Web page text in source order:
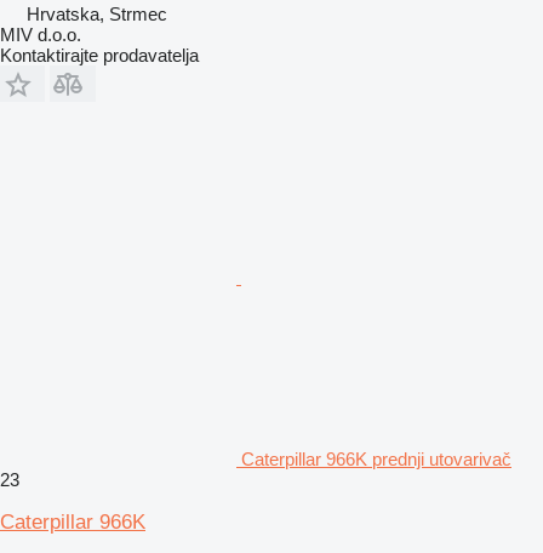
Hrvatska, Strmec
MIV d.o.o.
Kontaktirajte prodavatelja
Caterpillar 966K prednji utovarivač
23
Caterpillar 966K